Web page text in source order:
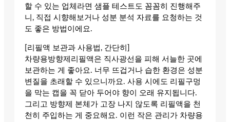
할 수 있는 업체라면 샘플 테스트도 꼼꼼히 진행해주
니, 직접 시향해보거나 성분 분석 자료를 요청하는 것
도 좋은 방법이에요.
[리필액 보관과 사용법, 간단히]
차량용방향제리필액은 직사광선을 피해 서늘한 곳에
보관하는 게 좋아요. 너무 뜨겁거나 습한 환경은 성분
변질을 초래할 수 있으니까요. 사용 시에도 리필구멍
을 막는 캡을 꼭 닫아 두어야 향이 오래 유지됩니다.
그리고 방향제 본체가 고장 나지 않도록 리필액을 천
천히 주입하는 게 중요해요. 이런 작은 관리가 차량용